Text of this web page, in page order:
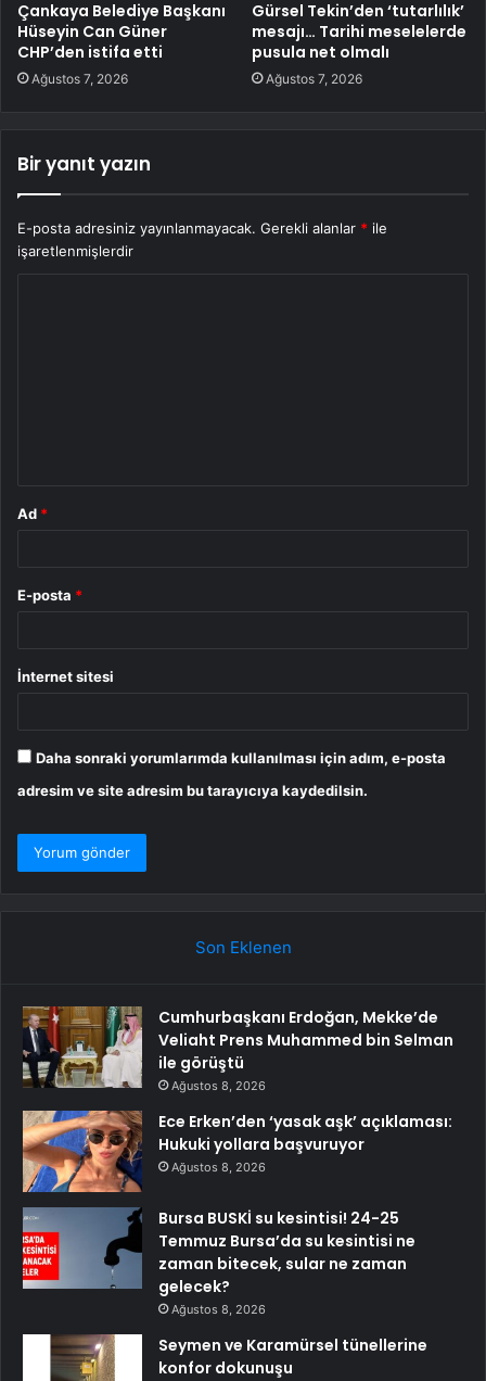
Çankaya Belediye Başkanı
Hüseyin Can Güner
CHP’den istifa etti
Ağustos 7, 2026
Gürsel Tekin’den ‘tutarlılık’
mesajı… Tarihi meselelerde
pusula net olmalı
Ağustos 7, 2026
Bir yanıt yazın
E-posta adresiniz yayınlanmayacak. Gerekli alanlar * ile
işaretlenmişlerdir
Ad *
E-posta *
İnternet sitesi
Daha sonraki yorumlarımda kullanılması için adım, e-posta
adresim ve site adresim bu tarayıcıya kaydedilsin.
Son Eklenen
Cumhurbaşkanı Erdoğan, Mekke’de
Veliaht Prens Muhammed bin Selman
ile görüştü
Ağustos 8, 2026
Ece Erken’den ‘yasak aşk’ açıklaması:
Hukuki yollara başvuruyor
Ağustos 8, 2026
Bursa BUSKİ su kesintisi! 24-25
Temmuz Bursa’da su kesintisi ne
zaman bitecek, sular ne zaman
gelecek?
Ağustos 8, 2026
Seymen ve Karamürsel tünellerine
konfor dokunuşu